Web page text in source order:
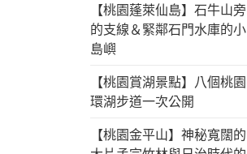
【桃園蓬萊仙島】石牛山旁
的支線＆緊鄰石門水庫的小
島嶼
【桃園賞湖景點】八個桃園
環湖步道一次公開
【桃園金平山】神秘寬闊的